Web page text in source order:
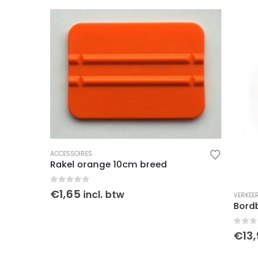
ACCESSOIRES
Rakel orange 10cm breed
out of 5
€1,65 incl. btw
€